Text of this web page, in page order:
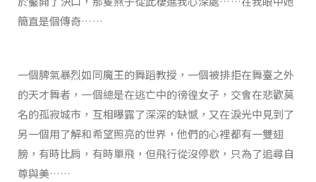
簡直是個傳奇……
一個脾氣暴烈如同魔王的舞蹈教授，一個被排拒在舞臺之外
的天才舞者，一個總是在逃亡中的徬徨女子，交會在悲歡莫
名的孤寂城市，互相曝露了深深的缺憾，又在淚光中見到了
另一個用了解和希望照亮的世界，他們的心裡都有一雙翅
膀，有時比肩，有時單飛，但飛行從沒停歇，只為了追尋自
尊與美……